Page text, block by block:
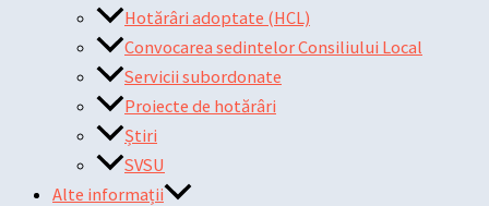
Hotărâri adoptate (HCL)
Convocarea sedintelor Consiliului Local
Servicii subordonate
Proiecte de hotărâri
Știri
SVSU
Alte informații